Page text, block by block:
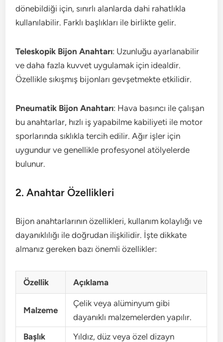
dönebildiği için, sınırlı alanlarda dahi rahatlıkla
kullanılabilir. Farklı başlıkları ile birlikte gelir.
Teleskopik Bijon Anahtarı: Uzunluğu ayarlanabilir
ve daha fazla kuvvet uygulamak için idealdir.
Özellikle sıkışmış bijonları gevşetmekte etkilidir.
Pneumatik Bijon Anahtarı: Hava basıncı ile çalışan
bu anahtarlar, hızlı iş yapabilme kabiliyeti ile motor
sporlarında sıklıkla tercih edilir. Ağır işler için
uygundur ve genellikle profesyonel atölyelerde
bulunur.
2. Anahtar Özellikleri
Bijon anahtarlarının özellikleri, kullanım kolaylığı ve
dayanıklılığı ile doğrudan ilişkilidir. İşte dikkate
almanız gereken bazı önemli özellikler:
Özellik Açıklama
Malzeme
Çelik veya alüminyum gibi
dayanıklı malzemelerden yapılır.
Başlık
Yıldız, düz veya özel dizayn